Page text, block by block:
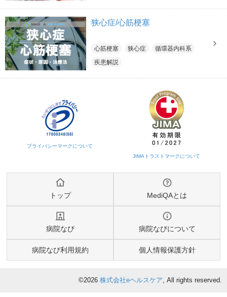
狭心症/心筋梗塞
心筋梗塞 狭心症
循環器内科系
疾患解説
トップ MediQAとは
病院なび 病院なびについて
病院なび利用規約 個人情報保護方針
©2026 株式会社eヘルスケア, All rights reserved.